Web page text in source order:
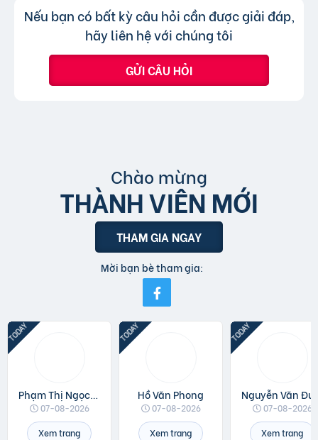
bài đăng.
Trả lời:
Không, trang web chỉ chấp nhận các
tin đăng sử dụng tiếng Việt có dấu.
Nếu bạn có bất kỳ câu hỏi cần được giải đáp,
hãy liên hệ với chúng tôi
GỬI CÂU HỎI
Chào mừng
THÀNH VIÊN MỚI
THAM GIA NGAY
Mời bạn bè tham gia:
Phạm Thị Ngọc Linh
07-08-2026
Xem trang
Hồ Văn Phong
07-08-2026
Xem trang
07-08-2026
Xem trang